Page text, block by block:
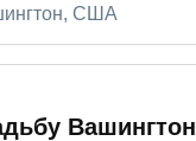
США
Вашингтон